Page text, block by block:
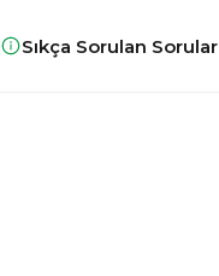
Sıkça Sorulan Sorular